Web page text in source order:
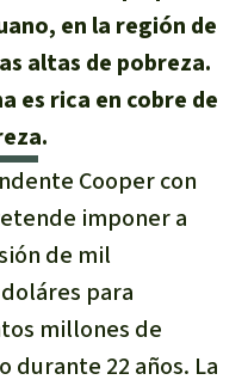
Noticias
al boletín
Salva la Selva
Salva la Selva
tropical
de la Naturaleza
la Selva
la Selva
selva
de la
región
en la región de
altas de pobreza.
es rica en cobre de
Cooper con
imponer a
de mil
para
millones de
durante 22 años. La